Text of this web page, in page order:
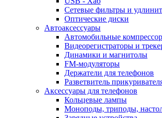
Сетевые фильтры и
Оптические диски
Автоаксессуары
Автомобильные
Видеорегистраторы и
Динамики и магнитолы
FM-модуляторы
Держатели для телефонов
Разветвитель
Аксессуары для телефонов
Кольцевые лампы
Моноподы, триподы,